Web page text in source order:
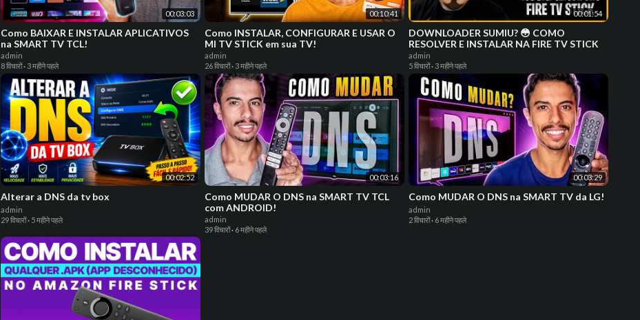
00:03:03
Como BAIXAR E INSTALAR APLICATIVOS
na SMART TV TCL!
admin
8 विचारों· 3 महीने पहले
00:10:41
Como INSTALAR, CONFIGURAR E USAR O
MI TV STICK em sua TV!
admin
26 विचारों· 3 महीने पहले
00:01:54
DOWNLOADER SUMIU? 😳 COMO
RESOLVER E INSTALAR NA FIRE TV STICK
admin
5 विचारों· 3 महीने पहले
00:02:52
Alterar a DNS da tv box
admin
29 विचारों· 5 महीने पहले
00:03:16
Como MUDAR O DNS na SMART TV TCL
com ANDROID!
admin
39 विचारों· 6 महीने पहले
00:03:29
Como MUDAR O DNS na SMART TV da LG!
admin
2 विचारों· 6 महीने पहले